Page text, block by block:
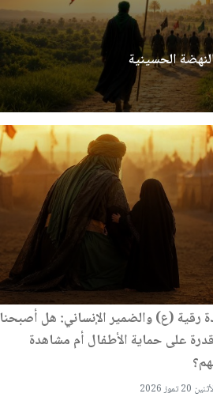
الحسينية
رقية (ع) والضمير الإنساني: هل أصبحنا
على حماية الأطفال أم مشاهدة
20 تموز 2026